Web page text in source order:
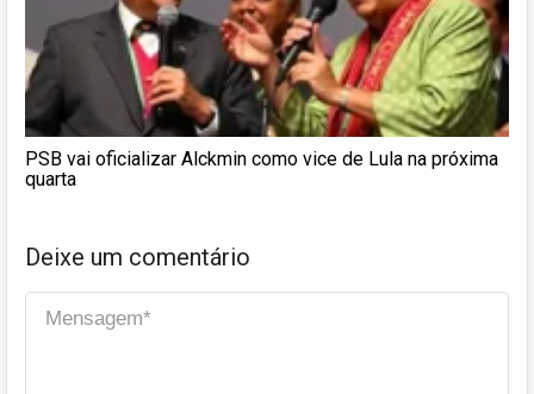
PSB vai oficializar Alckmin como vice de Lula na próxima
quarta
Deixe um comentário